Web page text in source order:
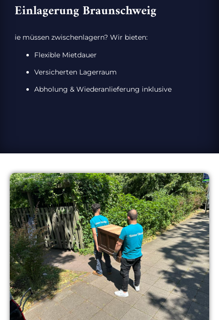
Einlagerung Braunschweig
ie müssen zwischenlagern? Wir bieten:
Flexible Mietdauer
Versicherten Lagerraum
Abholung & Wiederanlieferung inklusive